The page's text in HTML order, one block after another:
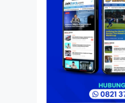
Kedempel,
Politik Non-Blok
Blok!
Artikel
Menelusuri Akar
Ulang Tahun PPU,
Pertentangan
Peringatan vs